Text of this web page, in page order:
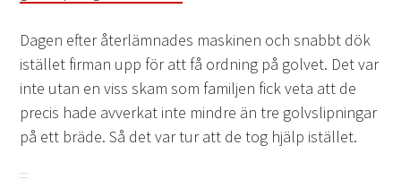
Dagen efter återlämnades maskinen och snabbt dök
istället firman upp för att få ordning på golvet. Det var
inte utan en viss skam som familjen fick veta att de
precis hade avverkat inte mindre än tre golvslipningar
på ett bräde. Så det var tur att de tog hjälp istället.